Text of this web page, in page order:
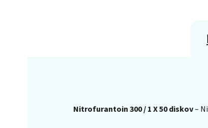
Nitrofurantoin 300 / 1 X 50 diskov–